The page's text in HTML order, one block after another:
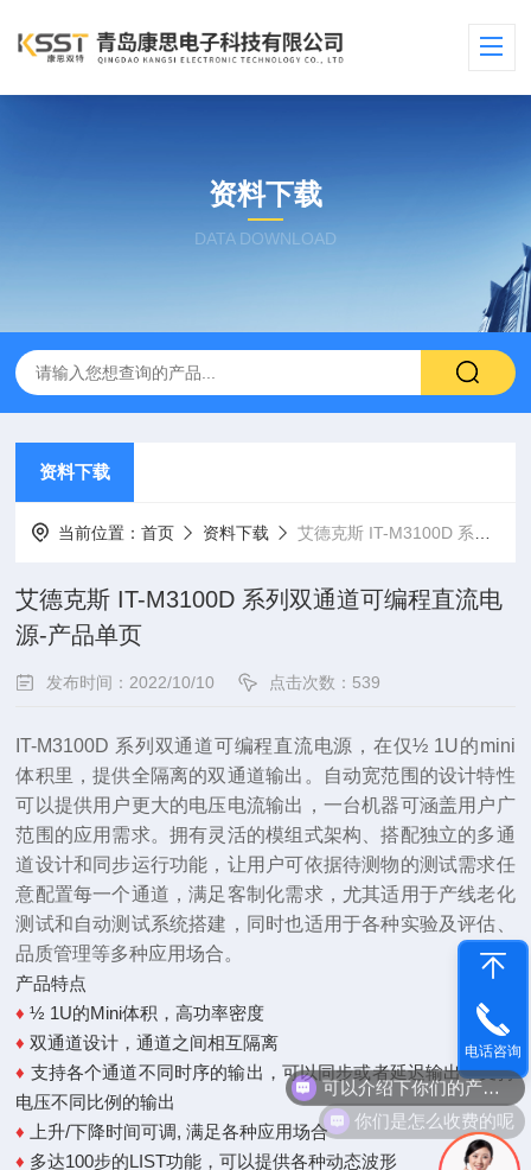
可以介绍下你们的产品么
你们是怎么收费的呢
资料下载
DATA DOWNLOAD
资料下载
当前位置：首页 资料下载 艾德克斯 IT-M3100D 系列双通道可编程直流电源-产品单页
艾德克斯 IT-M3100D 系列双通道可编程直流电
源-产品单页
发布时间：2022/10/10 点击次数：539
IT-M3100D 系列双通道可编程直流电源，在仅½ 1U的mini
体积里，提供全隔离的双通道输出。自动宽范围的设计特性
可以提供用户更大的电压电流输出，一台机器可涵盖用户广
范围的应用需求。拥有灵活的模组式架构、搭配独立的多通
道设计和同步运行功能，让用户可依据待测物的测试需求任
意配置每一个通道，满足客制化需求，尤其适用于产线老化
测试和自动测试系统搭建，同时也适用于各种实验及评估、
品质管理等多种应用场合。
产品特点
♦½ 1U的Mini体积，高功率密度
♦ 双通道设计，通道之间相互隔离
♦ 支持各个通道不同时序的输出，可以同步或者延迟输出，支持
电压不同比例的输出
♦ 上升/下降时间可调, 满足各种应用场合
♦ 多达100步的LIST功能，可以提供各种动态波形
电话咨询